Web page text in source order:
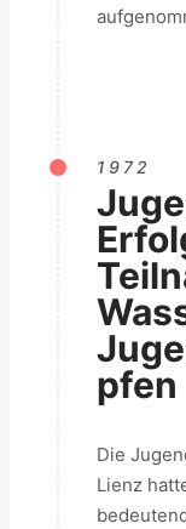
1972
Pfen
Die
Lienz